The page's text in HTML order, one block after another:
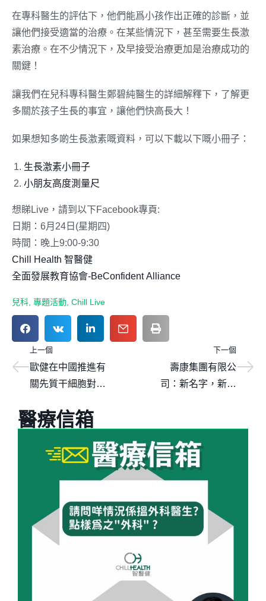
在專科醫生的評估下，他們能爲小孩作出正確的診斷，並
讓他們接受適當的治療。在某些情況下，甚至需要生長激
素治療。在不少情況下，及早接受治療更加是治療成功的
關鍵！
讓我們在兒科專科醫生鄭碧純醫生的詳細解釋下，了解更
多關於孩子生長的事宜，讓他們快高長大！
如果想知多啲生長激素嘅資料，可以下載以下嘅小冊子：
生長激素小冊子
小朋友高度測量尺
想睇Live，請到以下Facebook專頁:
日期：6月24日(星期四)
時間：晚上9:00-9:30
Chill Health 智醫健
全面發展教育協會-BeConfident Alliance
兒科 專題活動 Chill Live
上一個
歐健在中國推進有
關先質干細胞對生
響之臨床試驗
下一個
壽康集團有限公
司：新名字，新思
醫療信箱